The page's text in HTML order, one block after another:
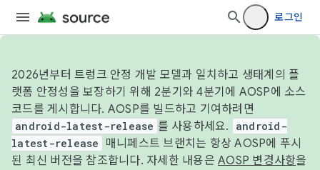
로그인
2026년부터 트렁크 안정 개발 모델과 일치하고 생태계의 플
랫폼 안정성을 보장하기 위해 2분기와 4분기에 AOSP에 소스
코드를 게시합니다. AOSP를 빌드하고 기여하려면
android-latest-release 를 사용하세요.
android-
latest-release
매니페스트 브랜치는 항상 AOSP에 푸시
된 최신 버전을 참조합니다. 자세한 내용은 AOSP 변경사항을